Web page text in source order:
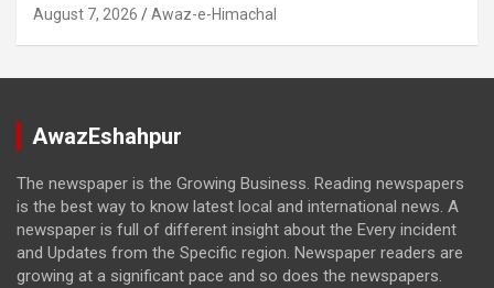
August 7, 2026 Awaz-e-Himachal
AwazEshahpur
The newspaper is the Growing Business. Reading newspapers
is the best way to know latest local and international news. A
newspaper is full of different insight about the Every incident
and Updates from the Specific region. Newspaper readers are
growing at a significant pace and so does the newspapers.